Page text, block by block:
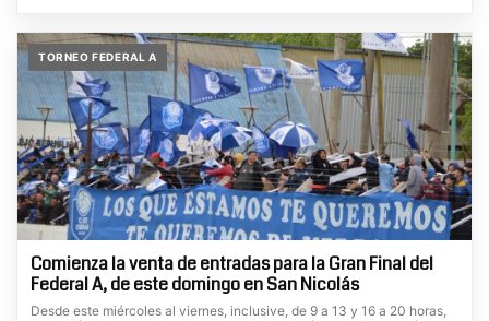
TORNEO FEDERAL A
Comienza la venta de entradas para la Gran Final del
Federal A, de este domingo en San Nicolás
Desde este miércoles al viernes, inclusive, de 9 a 13 y 16 a 20 horas,